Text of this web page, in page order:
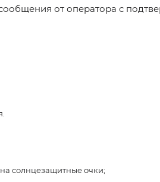
от оператора с
солнцезащитные очки;